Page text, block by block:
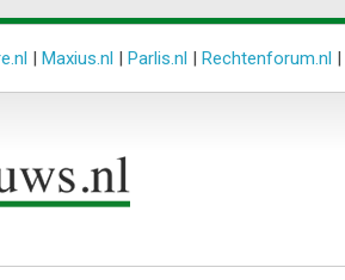
| Maxius.nl | Parlis.nl | Rechtenforum.nl |